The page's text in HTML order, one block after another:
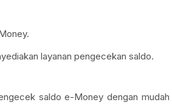
layanan pengecekan saldo.
saldo e-Money dengan